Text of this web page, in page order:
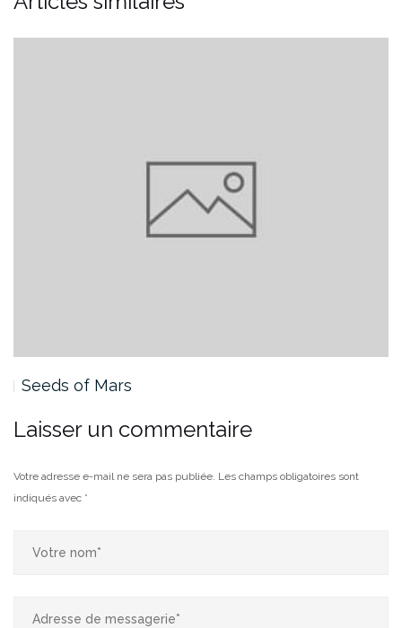
Seeds of Mars
Laisser un commentaire
Votre adresse e-mail ne sera pas publiée. Les champs obligatoires sont
indiqués avec *